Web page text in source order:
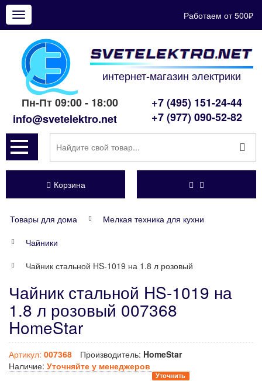
Показать
меню
Работаем от 500₽
интернет-магазин электрики
Пн-Пт 09:00 - 18:00
info@svetelektro.net
+7 (495) 151-24-44
+7 (977) 090-52-82
Корзина
Товары для дома
Мелкая техника для кухни
Чайники
Чайник стальной HS-1019 на 1.8 л розовый
Чайник стальной HS-1019 на
1.8 л розовый 007368
HomeStar
Артикул: 007368 Производитель: HomeStar
Наличие: Уточняйте у менеджеров
Уточнить